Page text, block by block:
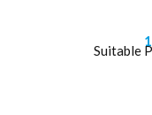
Suitable